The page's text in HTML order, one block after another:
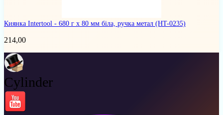
Киянка Intertool - 680 г х 80 мм біла, ручка метал (HT-0235)
214,00
Cylinder